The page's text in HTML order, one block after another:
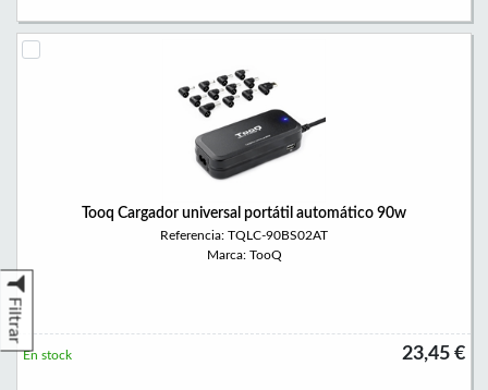
Filtrar
Tooq Cargador universal portátil automático 90w
Referencia: TQLC-90BS02AT
Marca: TooQ
23,45 €
En stock